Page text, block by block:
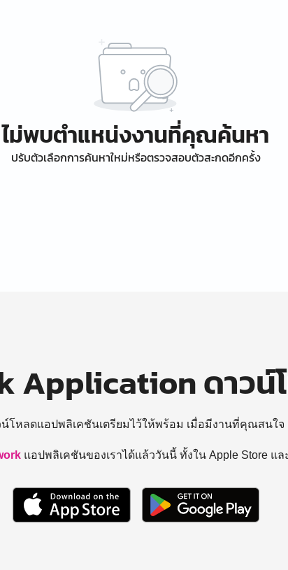
ไม่พบตำแหน่งงานที่คุณค้นหา
ปรับตัวเลือกการค้นหาใหม่หรือตรวจสอบตัวสะกดอีกครั้ง
Application ดาวน์
โหลดแอปพลิเคชันเตรียมไว้ให้พร้อม เมื่อมีงานที่คุณสนใจ
แอปพลิเคชันของเราได้แล้ววันนี้ ทั้งใน Apple Store แล